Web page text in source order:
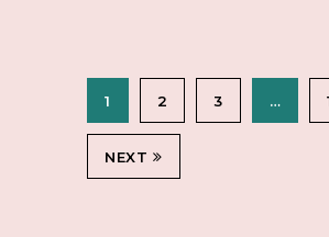
1 2 3 …
NEXT